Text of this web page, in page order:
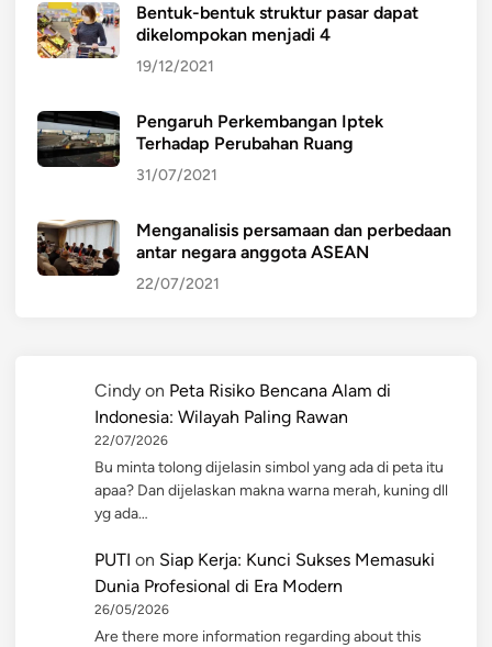
Bentuk-bentuk struktur pasar dapat
dikelompokan menjadi 4
19/12/2021
Pengaruh Perkembangan Iptek
Terhadap Perubahan Ruang
31/07/2021
Menganalisis persamaan dan perbedaan
antar negara anggota ASEAN
22/07/2021
Cindy on Peta Risiko Bencana Alam di
Indonesia: Wilayah Paling Rawan
22/07/2026
Bu minta tolong dijelasin simbol yang ada di peta itu
apaa? Dan dijelaskan makna warna merah, kuning dll
yg ada…
PUTI on Siap Kerja: Kunci Sukses Memasuki
Dunia Profesional di Era Modern
26/05/2026
Are there more information regarding about this